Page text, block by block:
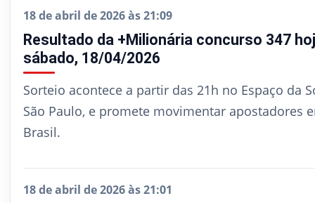
18 de abril de 2026 às 21:09
Resultado da +Milionária concurso 347
sábado, 18/04/2026
Sorteio acontece a partir das 21h no Espaço da
São Paulo, e promete movimentar apostadores
Brasil.
18 de abril de 2026 às 21:01